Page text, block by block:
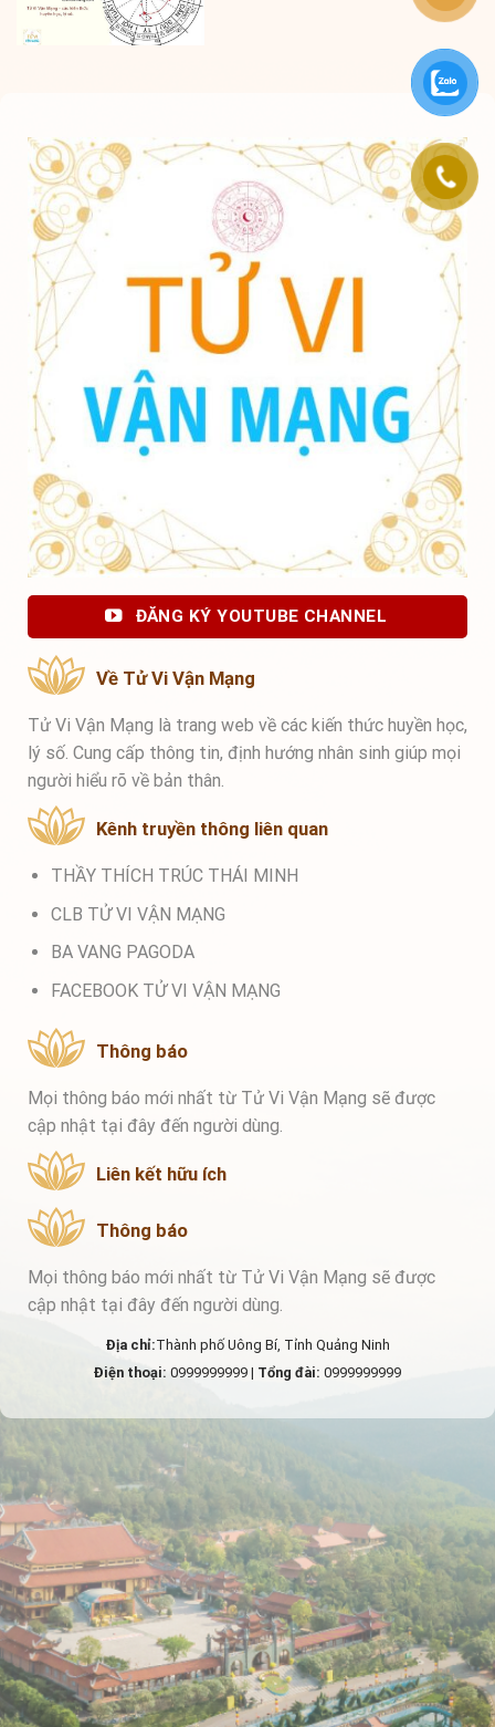
ĐĂNG KÝ YOUTUBE CHANNEL
Về Tử Vi Vận Mạng
Tử Vi Vận Mạng là trang web về các kiến thức huyền học,
lý số. Cung cấp thông tin, định hướng nhân sinh giúp mọi
người hiểu rõ về bản thân.
Kênh truyền thông liên quan
THẦY THÍCH TRÚC THÁI MINH
CLB TỬ VI VẬN MẠNG
BA VANG PAGODA
FACEBOOK TỬ VI VẬN MẠNG
Thông báo
Mọi thông báo mới nhất từ Tử Vi Vận Mạng sẽ được
cập nhật tại đây đến người dùng.
Liên kết hữu ích
Thông báo
Mọi thông báo mới nhất từ Tử Vi Vận Mạng sẽ được
cập nhật tại đây đến người dùng.
Địa chỉ:Thành phố Uông Bí, Tỉnh Quảng Ninh
Điện thoại: 0999999999 | Tổng đài: 0999999999